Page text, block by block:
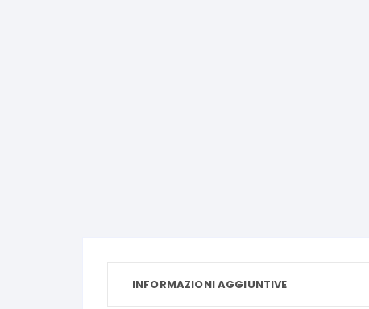
INFORMAZIONI AGGIUNTIVE